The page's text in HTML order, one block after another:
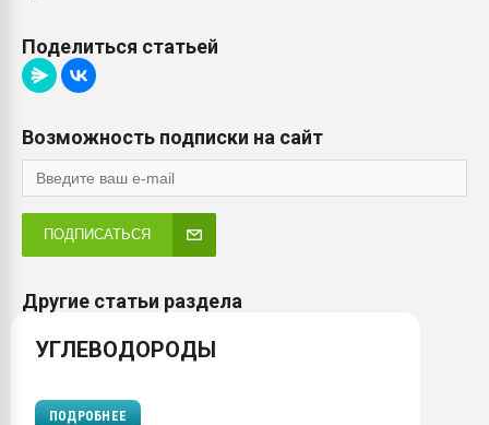
Поделиться статьей
Возможность подписки на сайт
ПОДПИСАТЬСЯ
Другие статьи раздела
УГЛЕВОДОРОДЫ
ПОДРОБНЕЕ